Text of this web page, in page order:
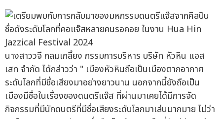
นางสาววจี กลมเกลี้ยง กรรมการบริหาร บริษัท หัวหิน แอส
เสท จำกัด ได้กล่าวว่า " เมืองหัวหินถือเป็นเมืองตากอากาศ
ระดับโลกที่มีชื่อเสียงมาอย่างยาวนาน นอกจากนี้ยังถือเป็น
เมืองมีชื่อในเรื่องของดนตรีแจ๊ส ที่ผ่านมาเคยได้มีการจัด
กิจกรรมที่มีนักดนตรีที่มีชื่อเสียงระดับโลกมาเล่นมากมาย ไม่ว่า